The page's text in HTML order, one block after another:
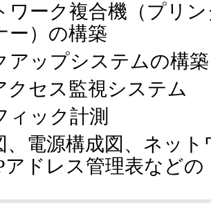
ワーク複合機（プリ
ー）の構築
アップシステムの構築
クセス監視システム
ィック計測
、電源構成図、ネッ
アドレス管理表など